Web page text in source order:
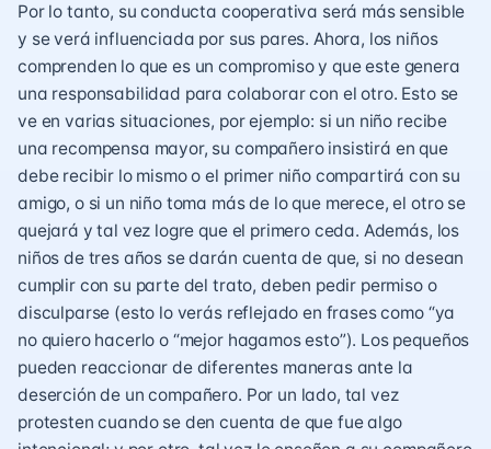
Por lo tanto, su conducta cooperativa será más sensible
y se verá influenciada por sus pares. Ahora, los niños
comprenden lo que es un compromiso y que este genera
una responsabilidad para colaborar con el otro. Esto se
ve en varias situaciones, por ejemplo: si un niño recibe
una recompensa mayor, su compañero insistirá en que
debe recibir lo mismo o el primer niño compartirá con su
amigo, o si un niño toma más de lo que merece, el otro se
quejará y tal vez logre que el primero ceda. Además, los
niños de tres años se darán cuenta de que, si no desean
cumplir con su parte del trato, deben pedir permiso o
disculparse (esto lo verás reflejado en frases como “ya
no quiero hacerlo o “mejor hagamos esto”). Los pequeños
pueden reaccionar de diferentes maneras ante la
deserción de un compañero. Por un lado, tal vez
protesten cuando se den cuenta de que fue algo